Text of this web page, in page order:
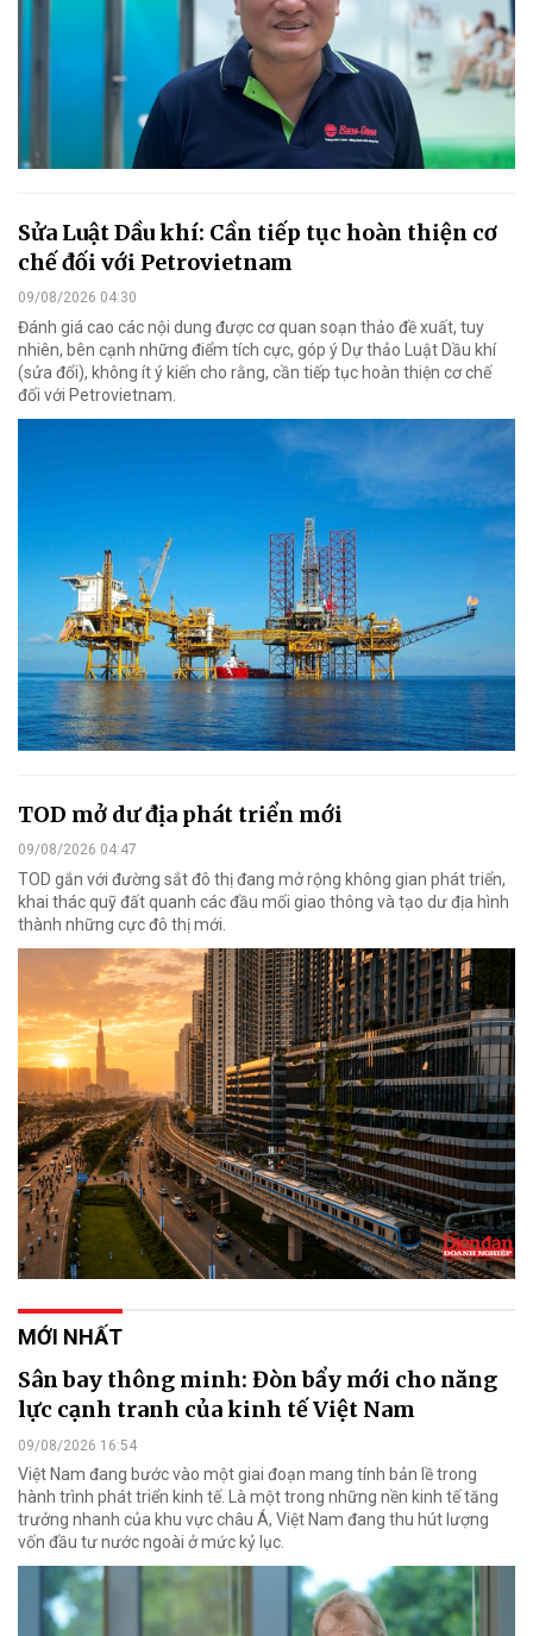
Sửa Luật Dầu khí: Cần tiếp tục hoàn thiện cơ
chế đối với Petrovietnam
09/08/2026 04:30
Đánh giá cao các nội dung được cơ quan soạn thảo đề xuất, tuy
nhiên, bên cạnh những điểm tích cực, góp ý Dự thảo Luật Dầu khí
(sửa đổi), không ít ý kiến cho rằng, cần tiếp tục hoàn thiện cơ chế
đối với Petrovietnam.
TOD mở dư địa phát triển mới
09/08/2026 04:47
TOD gắn với đường sắt đô thị đang mở rộng không gian phát triển,
khai thác quỹ đất quanh các đầu mối giao thông và tạo dư địa hình
thành những cực đô thị mới.
MỚI NHẤT
Sân bay thông minh: Đòn bẩy mới cho năng
lực cạnh tranh của kinh tế Việt Nam
09/08/2026 16:54
Việt Nam đang bước vào một giai đoạn mang tính bản lề trong
hành trình phát triển kinh tế. Là một trong những nền kinh tế tăng
trưởng nhanh của khu vực châu Á, Việt Nam đang thu hút lượng
vốn đầu tư nước ngoài ở mức kỷ lục.